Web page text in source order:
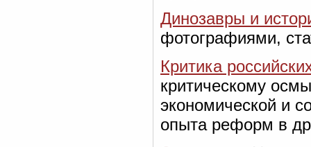
Динозавры и
фотографиями,
Критика
критическому
экономической и
опыта реформ в